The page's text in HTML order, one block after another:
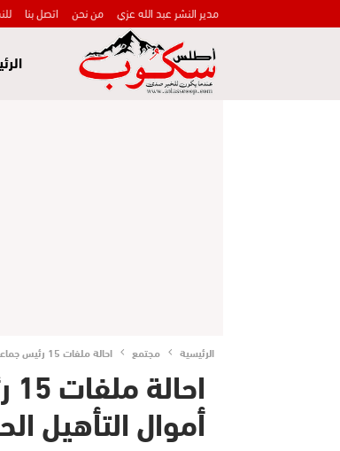
مدير النشر عبد الله عزي من نحن اتصل بنا
الرئيسية مجتمع احالة ملفات 15 رئيس جماعة ممن استفادوا من أموال التأهيل الحضري على القضاء
أموال التأهيل